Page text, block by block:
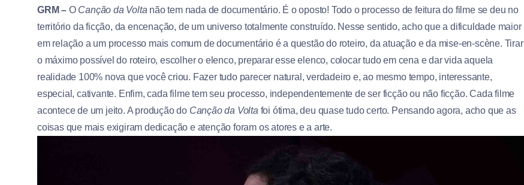
GRM – O Canção da Volta não tem nada de documentário. É o oposto! Todo o processo de feitura do filme se deu no
território da ficção, da encenação, de um universo totalmente construído. Nesse sentido, acho que a dificuldade maior
em relação a um processo mais comum de documentário é a questão do roteiro, da atuação e da mise-en-scène. Tirar
o máximo possível do roteiro, escolher o elenco, preparar esse elenco, colocar tudo em cena e dar vida aquela
realidade 100% nova que você criou. Fazer tudo parecer natural, verdadeiro e, ao mesmo tempo, interessante,
especial, cativante. Enfim, cada filme tem seu processo, independentemente de ser ficção ou não ficção. Cada filme
acontece de um jeito. A produção do Canção da Volta foi ótima, deu quase tudo certo. Pensando agora, acho que as
coisas que mais exigiram dedicação e atenção foram os atores e a arte.